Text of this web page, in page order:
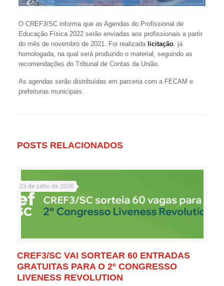
O CREF3/SC informa que as Agendas do Profissional de
Educação Física 2022 serão enviadas aos profissionais a partir
do mês de novembro de 2021. Foi realizada licitação, já
homologada, na qual será produzido o material, seguindo as
recomendações do Tribunal de Contas da União.
As agendas serão distribuídas em parceria com a FECAM e
prefeituras municipais.
POSTS RELACIONADOS
23 de julho de 2026
CREF3/SC VAI SORTEAR 60 ENTRADAS
GRATUITAS PARA O 2º CONGRESSO
LIVENESS REVOLUTION